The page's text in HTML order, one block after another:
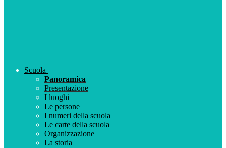
Scuola
Panoramica
Presentazione
I luoghi
Le persone
I numeri della scuola
Le carte della scuola
Organizzazione
La storia